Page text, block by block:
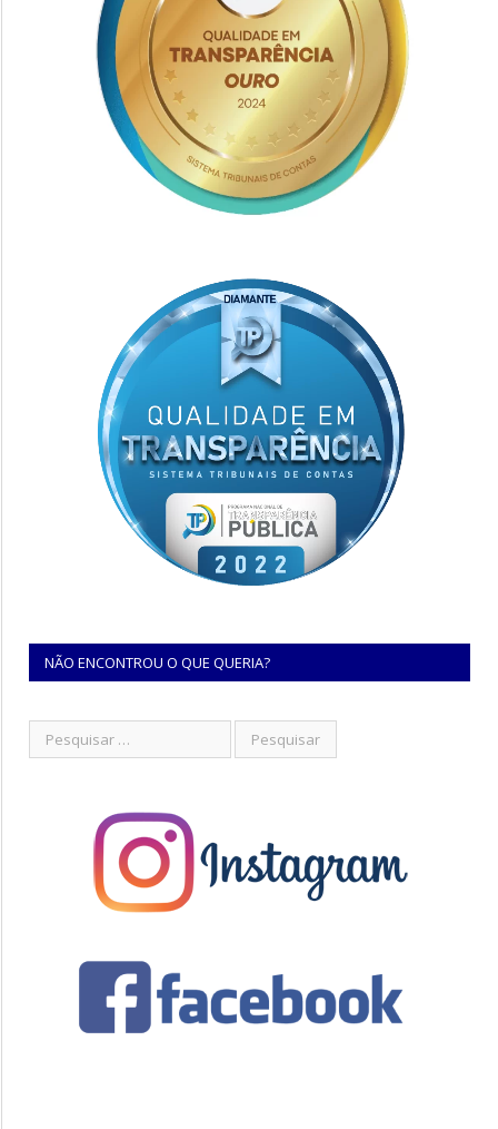
NÃO ENCONTROU O QUE QUERIA?